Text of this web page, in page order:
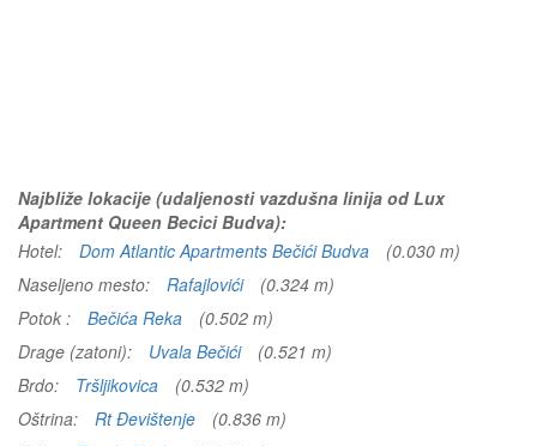
Najbliže lokacije (udaljenosti vazdušna linija od Lux
Apartment Queen Becici Budva):
Hotel:
Dom Atlantic Apartments Bečići Budva
(0.030 m)
Naseljeno mesto:
Rafajlovići
(0.324 m)
Potok :
Bečića Reka
(0.502 m)
Drage (zatoni):
Uvala Bečići
(0.521 m)
Brdo:
Tršljikovica
(0.532 m)
Oštrina:
Rt Đevištenje
(0.836 m)